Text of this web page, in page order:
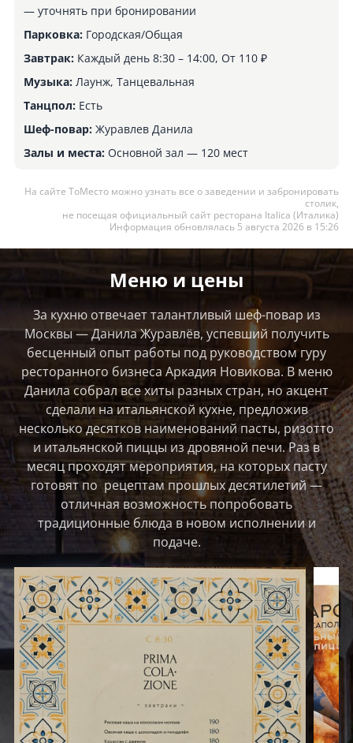
— уточнять при бронировании
Парковка:Городская/Общая
Завтрак:Каждый день 8:30 – 14:00, От 110 ₽
Музыка:Лаунж, Танцевальная
Танцпол:Есть
Шеф-повар:Журавлев Данила
Залы и места:Основной зал — 120 мест
На сайте ТоМесто можно узнать все о заведении и забронировать
столик,
не посещая официальный сайт ресторана Italica (Италика)
Информация обновлялась 5 августа 2026 в 15:26
Меню и цены
За кухню отвечает талантливый шеф-повар из
Москвы — Данила Журавлёв, успевший получить
бесценный опыт работы под руководством гуру
ресторанного бизнеса Аркадия Новикова. В меню
Данила собрал все хиты разных стран, но акцент
сделали на итальянской кухне, предложив
несколько десятков наименований пасты, ризотто
и итальянской пиццы из дровяной печи. Раз в
месяц проходят мероприятия, на которых пасту
готовят по рецептам прошлых десятилетий —
отличная возможность попробовать
традиционные блюда в новом исполнении и
подаче.